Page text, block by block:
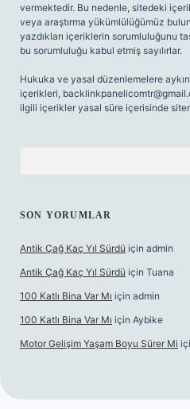
vermektedir. Bu nedenle, sitedeki
veya araştırma yükümlülüğümüz
yazdıkları içeriklerin sorumluluğunu
bu sorumluluğu kabul etmiş sayılırlar.
Hukuka ve yasal düzenlemelere
içerikleri,
ilgili içerikler yasal süre içerisinde
SON YORUMLAR
Antik Çağ Kaç Yıl Sürdü için admin
Antik Çağ Kaç Yıl Sürdü için Tuana
100 Katlı Bina Var Mı için admin
100 Katlı Bina Var Mı için Aybike
Motor Gelişim Yaşam Boyu Sürer Mi